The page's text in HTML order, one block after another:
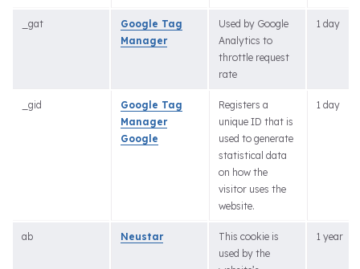
_gat
Google Tag
Manager
Used by Google
Analytics to
throttle request
rate
1 day
_gid
Google Tag
Manager
Google
Registers a
unique ID that is
used to generate
statistical data
on how the
visitor uses the
website.
1 day
ab Neustar
This cookie is
used by the
1 year